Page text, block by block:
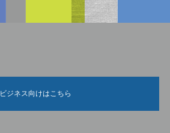
ビジネス向けはこちら